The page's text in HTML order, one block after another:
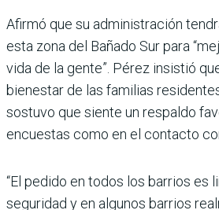
Afirmó que su administración
esta zona del Bañado Sur para
vida de la gente”. Pérez insistió
bienestar de las familias
sostuvo que siente un respaldo
encuestas como en el contacto
“El pedido en todos los barrios es
seguridad y en algunos barrios